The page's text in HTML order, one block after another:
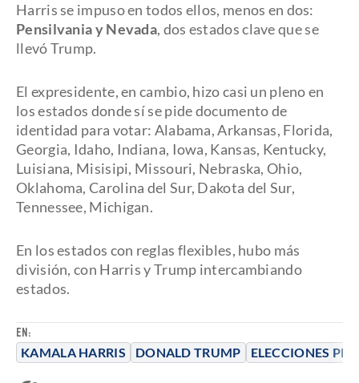
EN:
KAMALA HARRIS DONALD TRUMP ELECCIONES
Harris se impuso en todos ellos, menos en dos:
Pensilvania y Nevada, dos estados clave que se
llevó Trump.
El expresidente, en cambio, hizo casi un pleno en
los estados donde sí se pide documento de
identidad para votar: Alabama, Arkansas, Florida,
Georgia, Idaho, Indiana, Iowa, Kansas, Kentucky,
Luisiana, Misisipi, Missouri, Nebraska, Ohio,
Oklahoma, Carolina del Sur, Dakota del Sur,
Tennessee, Michigan.
En los estados con reglas flexibles, hubo más
división, con Harris y Trump intercambiando
estados.